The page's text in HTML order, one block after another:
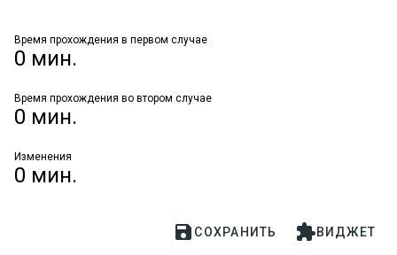
Время прохождения в первом случае
0 мин.
Время прохождения во втором случае
0 мин.
Изменения
0 мин.
 СОХРАНИТЬ ВИДЖЕТ